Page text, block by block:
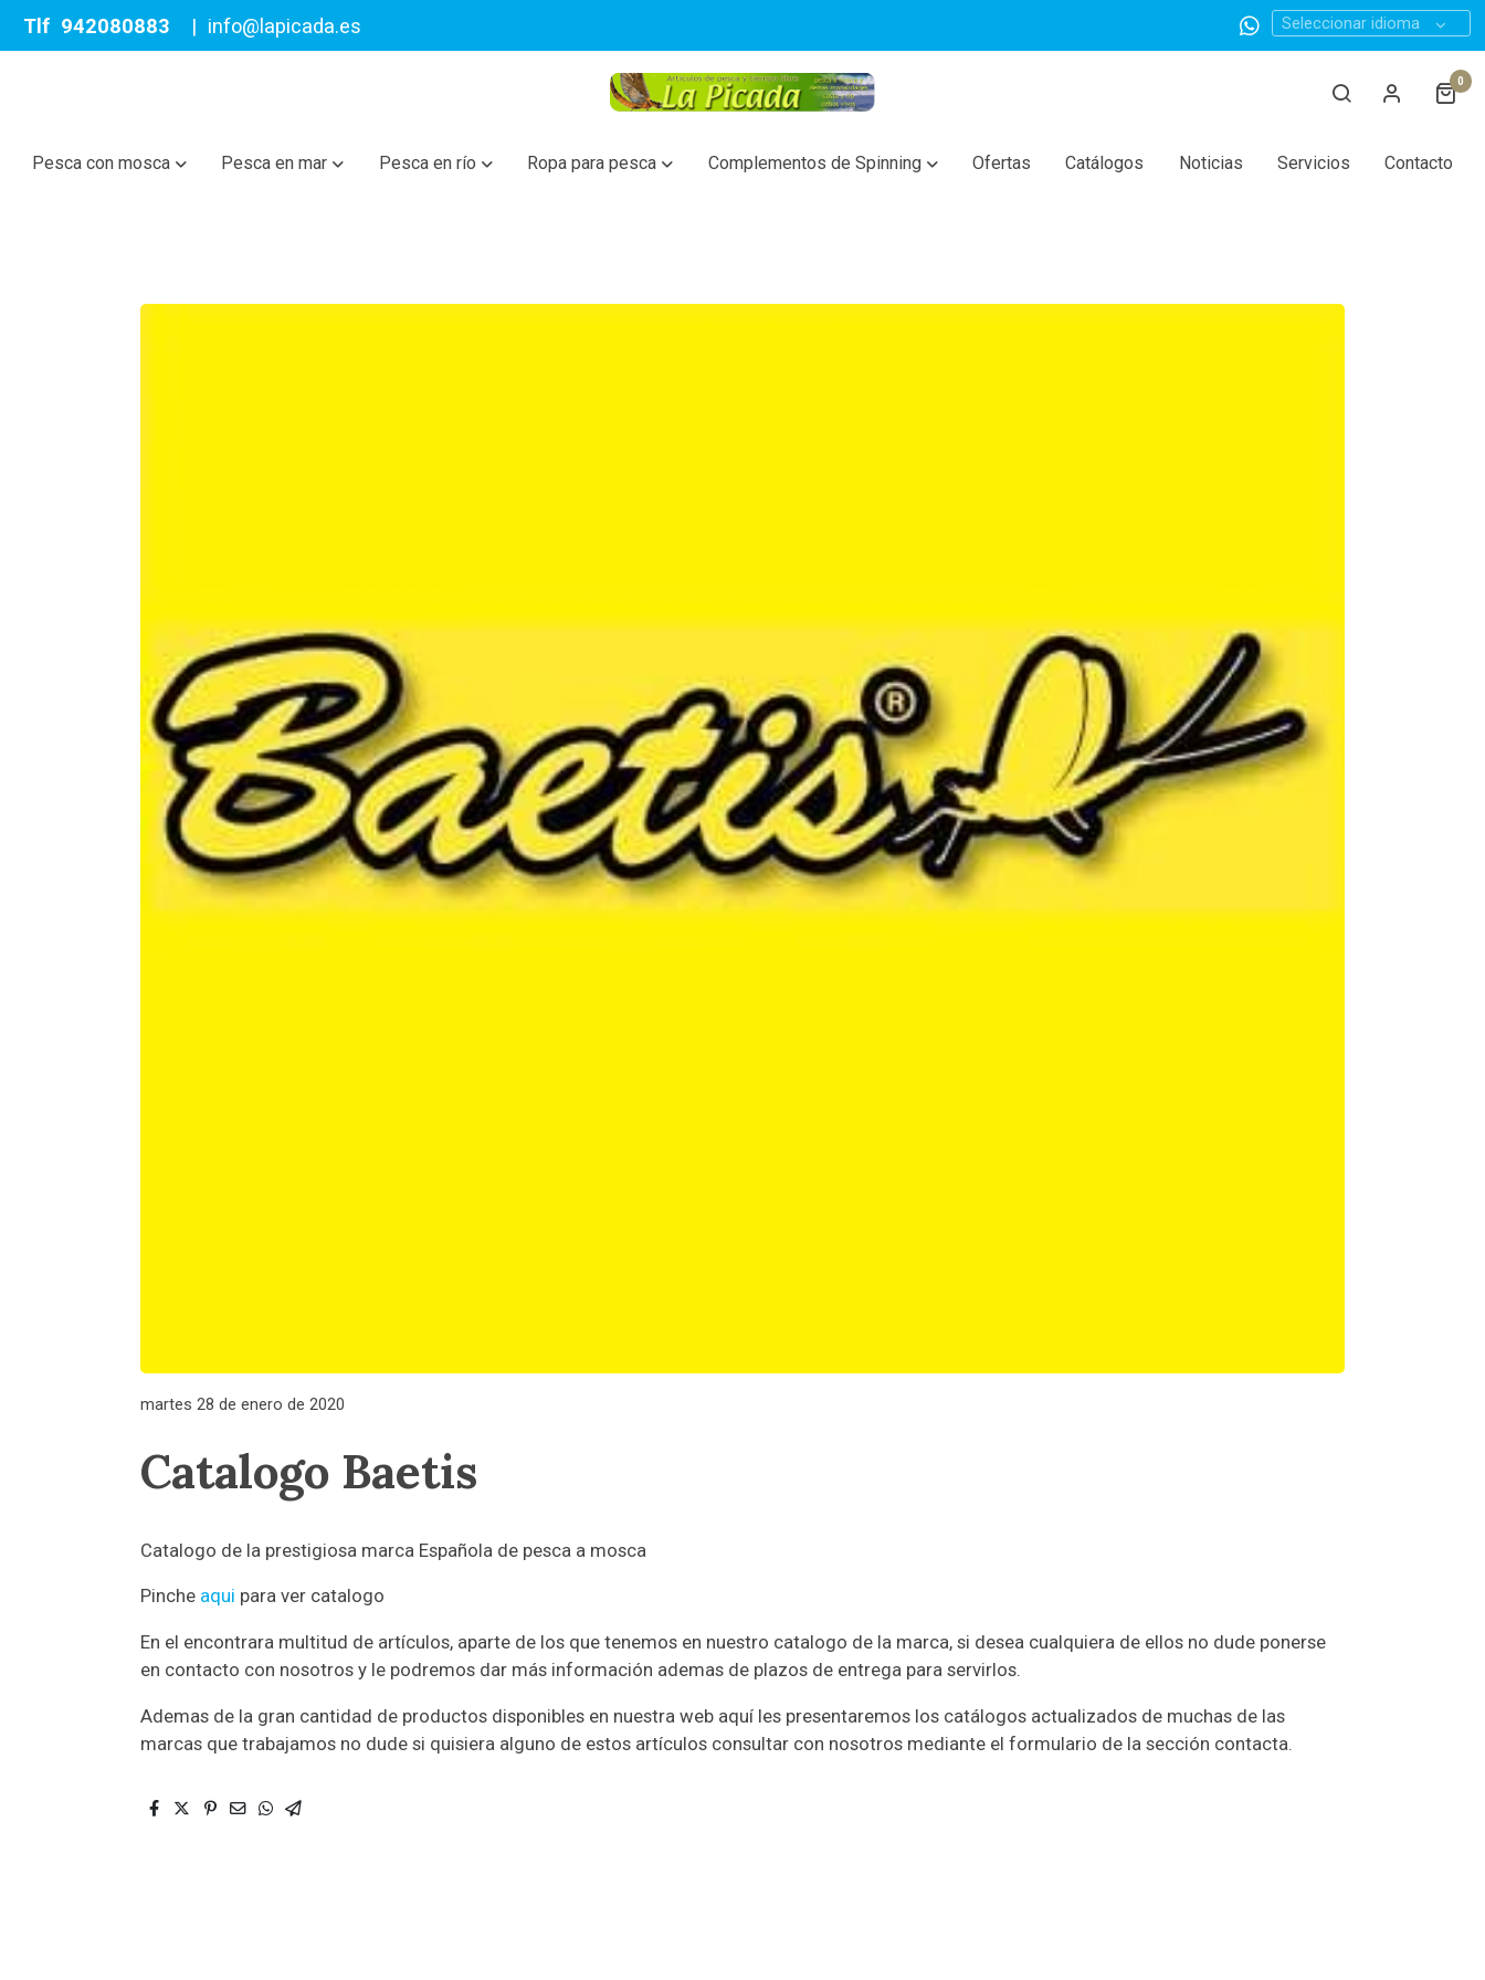
Tlf 942080883 | info@lapicada.es Seleccionar idioma
0
Pesca con mosca Pesca en mar Pesca en río Ropa para pesca Complementos de Spinning Ofertas Catálogos Noticias Servicios Contacto
martes 28 de enero de 2020
Catalogo Baetis
Catalogo de la prestigiosa marca Española de pesca a mosca
Pinche aqui para ver catalogo
En el encontrara multitud de artículos, aparte de los que tenemos en nuestro catalogo de la marca, si desea cualquiera de ellos no dude ponerse
en contacto con nosotros y le podremos dar más información ademas de plazos de entrega para servirlos.
Ademas de la gran cantidad de productos disponibles en nuestra web aquí les presentaremos los catálogos actualizados de muchas de las
marcas que trabajamos no dude si quisiera alguno de estos artículos consultar con nosotros mediante el formulario de la sección contacta.